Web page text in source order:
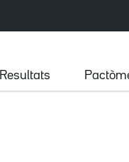
Resultats